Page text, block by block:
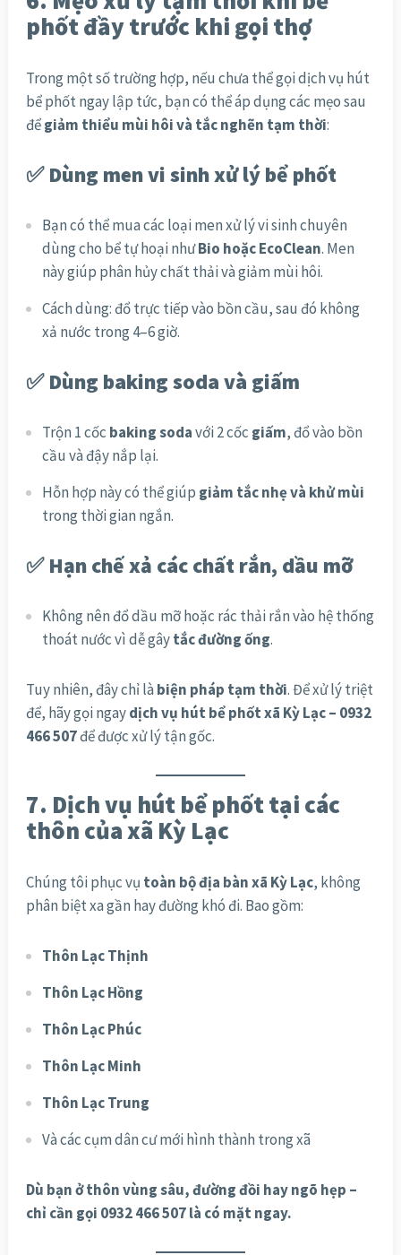
phốt đầy trước khi gọi thợ
Trong một số trường hợp, nếu chưa thể gọi dịch vụ hút
bể phốt ngay lập tức, bạn có thể áp dụng các mẹo sau
đểgiảm thiểu mùi hôi và tắc nghẽn tạm thời:
✅ Dùng men vi sinh xử lý bể phốt
Bạn có thể mua các loại men xử lý vi sinh chuyên
dùng cho bể tự hoại nhưBio hoặc EcoClean. Men
này giúp phân hủy chất thải và giảm mùi hôi.
Cách dùng: đổ trực tiếp vào bồn cầu, sau đó không
xả nước trong 4–6 giờ.
✅ Dùng baking soda và giấm
Trộn 1 cốc baking sodavới 2 cốc giấm, đổ vào bồn
cầu và đậy nắp lại.
Hỗn hợp này có thể giúp giảm tắc nhẹ và khử mùi
trong thời gian ngắn.
✅ Hạn chế xả các chất rắn, dầu mỡ
Không nên đổ dầu mỡ hoặc rác thải rắn vào hệ thống
thoát nước vì dễ gâytắc đường ống.
Tuy nhiên, đây chỉ là biện pháp tạm thời. Để xử lý triệt
để, hãy gọi ngaydịch vụ hút bể phốt xã Kỳ Lạc – 0932
466 507để được xử lý tận gốc.
7. Dịch vụ hút bể phốt tại các
thôn của xã Kỳ Lạc
Chúng tôi phục vụ toàn bộ địa bàn xã Kỳ Lạc, không
phân biệt xa gần hay đường khó đi. Bao gồm:
Thôn Lạc Thịnh
Thôn Lạc Hồng
Thôn Lạc Phúc
Thôn Lạc Minh
Thôn Lạc Trung
Và các cụm dân cư mới hình thành trong xã
Dù bạn ở thôn vùng sâu, đường đồi hay ngõ hẹp –
chỉ cần gọi 0932 466 507 là có mặt ngay.